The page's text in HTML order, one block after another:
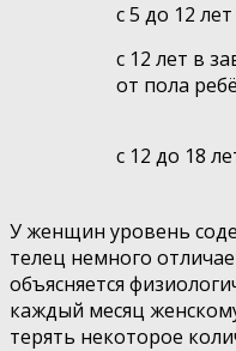
с 5 до 12 лет
с 12 лет в
от пола
с 12 до 18
У женщин уровень
телец немного
объясняется
каждый месяц
терять некоторое